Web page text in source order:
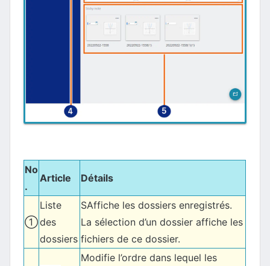
No
.
Article Détails
①
Liste
des
dossiers
SAffiche les dossiers enregistrés.
La sélection d’un dossier affiche les
fichiers de ce dossier.
Modifie l’ordre dans lequel les